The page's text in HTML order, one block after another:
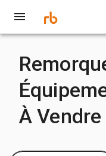
À Vendre